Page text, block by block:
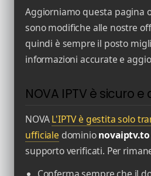
Aggiorniamo questa pagina
sono modifiche alle nostre
quindi è sempre il posto
informazioni accurate e
NOVA IPTV è sicuro
NOVAL'IPTV è gestita solo
ufficiale dominionovaiptv.to
supporto verificati. Per